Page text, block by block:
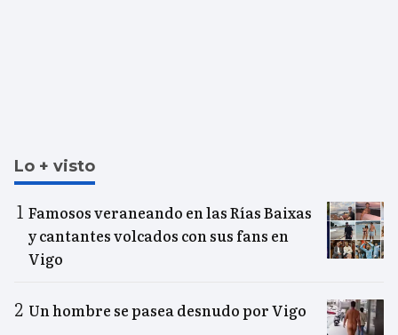
Lo + visto
Famosos veraneando en las Rías Baixas
y cantantes volcados con sus fans en
Vigo
Un hombre se pasea desnudo por Vigo